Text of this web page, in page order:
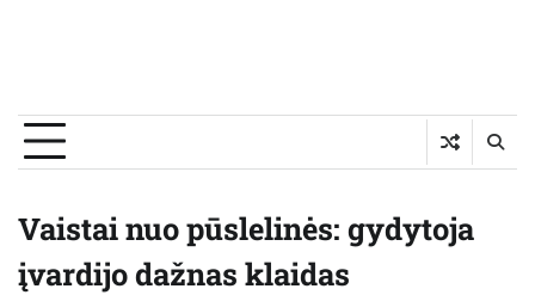
Vaistai nuo pūslelinės: gydytoja
įvardijo dažnas klaidas